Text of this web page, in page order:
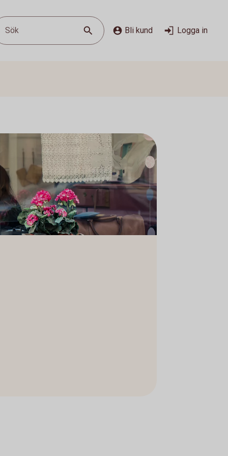
Sök Bli kund Logga in